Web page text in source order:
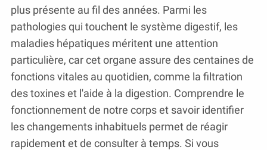
plus présente au fil des années. Parmi les
pathologies qui touchent le système digestif, les
maladies hépatiques méritent une attention
particulière, car cet organe assure des centaines de
fonctions vitales au quotidien, comme la filtration
des toxines et l'aide à la digestion. Comprendre le
fonctionnement de notre corps et savoir identifier
les changements inhabituels permet de réagir
rapidement et de consulter à temps. Si vous